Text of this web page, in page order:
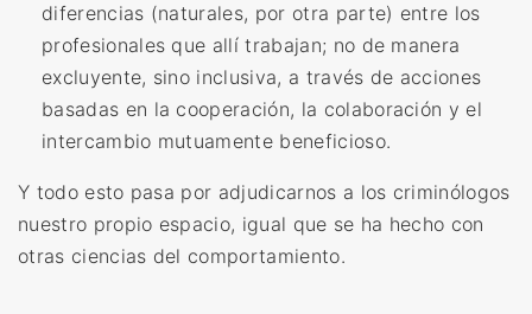
diferencias (naturales, por otra parte) entre los
profesionales que allí trabajan; no de manera
excluyente, sino inclusiva, a través de acciones
basadas en la cooperación, la colaboración y el
intercambio mutuamente beneficioso.
Y todo esto pasa por adjudicarnos a los criminólogos
nuestro propio espacio, igual que se ha hecho con
otras ciencias del comportamiento.